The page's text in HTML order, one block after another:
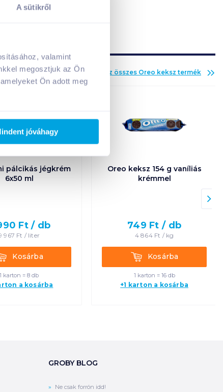
A sütikről
valamint
megosztjuk az Ön
Ön adott meg
jóváhagy
Adj hozzá termékeket!
Az összes Oreo keksz termék
pálcikás jégkrém
6x50 ml
Ft / db
967 Ft / liter
Kosárba
1 karton = 8 db
a kosárba
Oreo keksz 154 g vaníliás
krémmel
749 Ft / db
4 864Ft / kg
KosárbaKosárba
1 karton = 16 db
+1 karton a kosárba
GROBY BLOG
Ne csak forrón idd!